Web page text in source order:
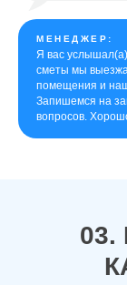
МЕНЕДЖЕР:
Я вас
сметы мы
помещения и
Запишемся на
вопросов.